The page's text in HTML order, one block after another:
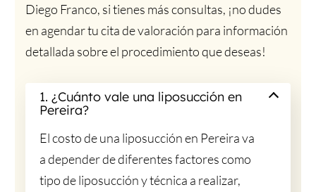
Diego Franco, si tienes más consultas, ¡no dudes
en agendar tu cita de valoración para información
detallada sobre el procedimiento que deseas!
1. ¿Cuánto vale una liposucción en
Pereira?
El costo de una liposucción en Pereira va
a depender de diferentes factores como
tipo de liposucción y técnica a realizar,